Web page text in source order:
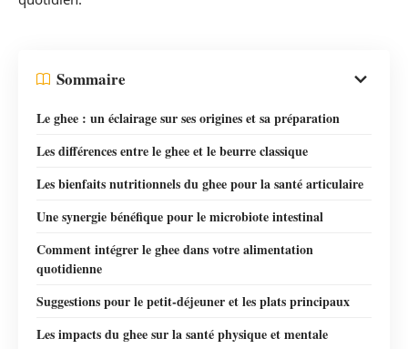
Sommaire
Le ghee : un éclairage sur ses origines et sa préparation
Les différences entre le ghee et le beurre classique
Les bienfaits nutritionnels du ghee pour la santé articulaire
Une synergie bénéfique pour le microbiote intestinal
Comment intégrer le ghee dans votre alimentation
quotidienne
Suggestions pour le petit-déjeuner et les plats principaux
Les impacts du ghee sur la santé physique et mentale